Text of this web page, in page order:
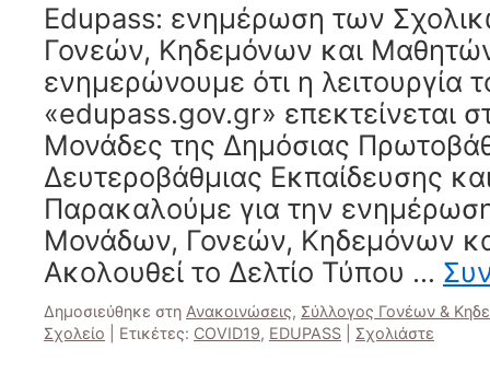
Edupass: ενημέρωση των
Γονεών, Κηδεμόνων και
ενημερώνουμε ότι η λειτουργία
«edupass.gov.gr» επεκτείνεται
Μονάδες της Δημόσιας
Δευτεροβάθμιας Εκπαίδευσης
Παρακαλούμε για την
Μονάδων, Γονεών, Κηδεμόνων
Ακολουθεί το Δελτίο Τύπου …
Δημοσιεύθηκε στη Ανακοινώσεις, Σύλλογος Γονέων &
Σχολείο
Ετικέτες: COVID19, EDUPASS Σχολιάστε